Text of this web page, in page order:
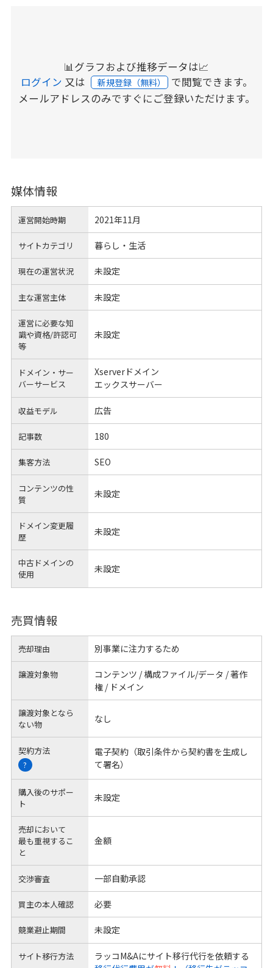
📊グラフおよび推移データは📈
ログイン 又は 新規登録（無料） で閲覧できます。
メールアドレスのみですぐにご登録いただけます。
媒体情報
運営開始時期 2021年11月
サイトカテゴリ 暮らし・生活
現在の運営状況 未設定
主な運営主体 未設定
運営に必要な知
識や資格/許認可
等
未設定
ドメイン・サー
バーサービス
Xserverドメイン
エックスサーバー
収益モデル 広告
記事数 180
集客方法 SEO
コンテンツの性
質
未設定
ドメイン変更履
歴
未設定
中古ドメインの
使用
未設定
売買情報
売却理由 別事業に注力するため
譲渡対象物
コンテンツ / 構成ファイル/データ / 著作
権 / ドメイン
譲渡対象となら
ない物
なし
契約方法
?
電子契約（取引条件から契約書を生成し
て署名）
購入後のサポー
ト
未設定
売却において
最も重視するこ
と
金額
交渉審査 一部自動承認
買主の本人確認 必要
競業避止期間 未設定
サイト移行方法
ラッコM&Aにサイト移行代行を依頼する